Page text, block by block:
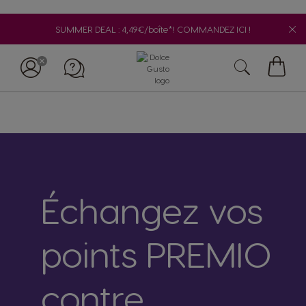
SUMMER DEAL : 4,49€/boîte*! COMMANDEZ ICI !
Appelez-nous
Échangez vos
points PREMIO
contre